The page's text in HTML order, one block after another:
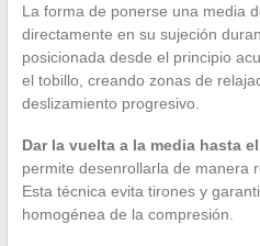
La forma de ponerse una media
directamente en su sujeción
posicionada desde el principio
el tobillo, creando zonas de
deslizamiento progresivo.
Dar la vuelta a la media hasta
permite desenrollarla de manera
Esta técnica evita tirones y
homogénea de la compresión.